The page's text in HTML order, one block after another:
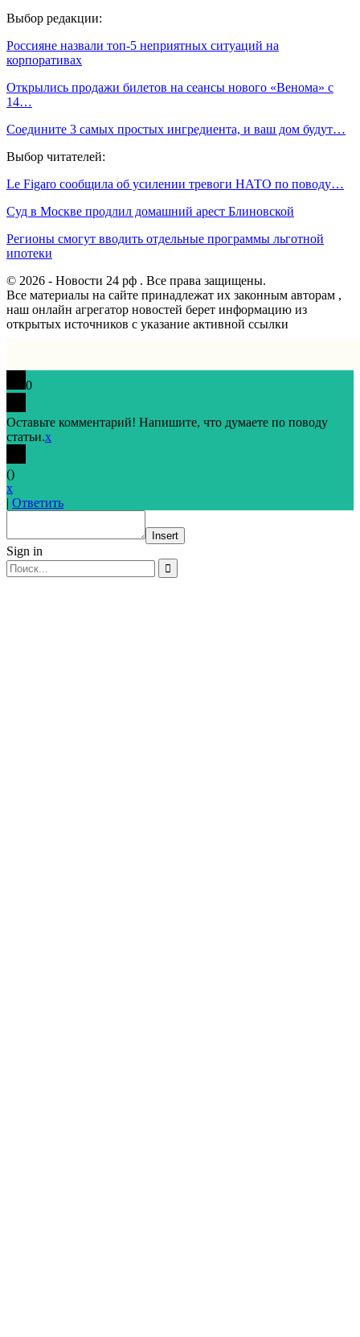
Выбор редакции:
Россияне назвали топ-5 неприятных ситуаций на
корпоративах
Открылись продажи билетов на сеансы нового «Венома» с
14…
Соедините 3 самых простых ингредиента, и ваш дом будут…
Выбор читателей:
Le Figaro сообщила об усилении тревоги НАТО по поводу…
Суд в Москве продлил домашний арест Блиновской
Регионы смогут вводить отдельные программы льготной
ипотеки
© 2026 - Новости 24 рф . Все права защищены.
Все материалы на сайте принадлежат их законным авторам ,
наш онлайн агрегатор новостей берет информацию из
открытых источников с указание активной ссылки
0
Оставьте комментарий! Напишите, что думаете по поводу
статьи.x
()
x
| Ответить
Insert
Sign in